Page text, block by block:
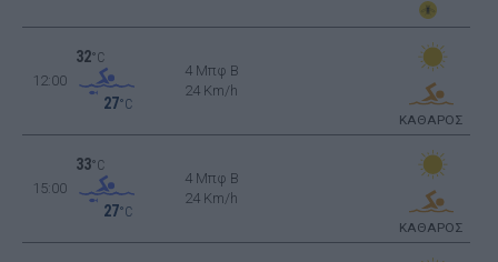
12:00
32°C
27°C
4 Μπφ B
24 Km/h
ΚΑΘΑΡΟΣ
15:00
33°C
27°C
4 Μπφ B
24 Km/h
ΚΑΘΑΡΟΣ